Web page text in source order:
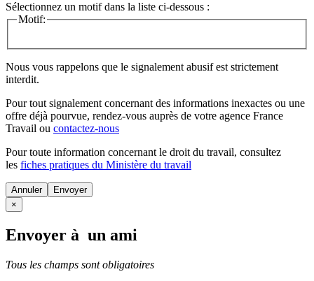
Sélectionnez un motif dans la liste ci-dessous :
Motif:
Nous vous rappelons que le signalement abusif est strictement
interdit.
Pour tout signalement concernant des informations inexactes ou une
offre déjà pourvue, rendez-vous auprès de votre agence France
Travail ou contactez-nous
Pour toute information concernant le droit du travail, consultez
les fiches pratiques du Ministère du travail
Annuler
×
Envoyer à un ami
Tous les champs sont obligatoires